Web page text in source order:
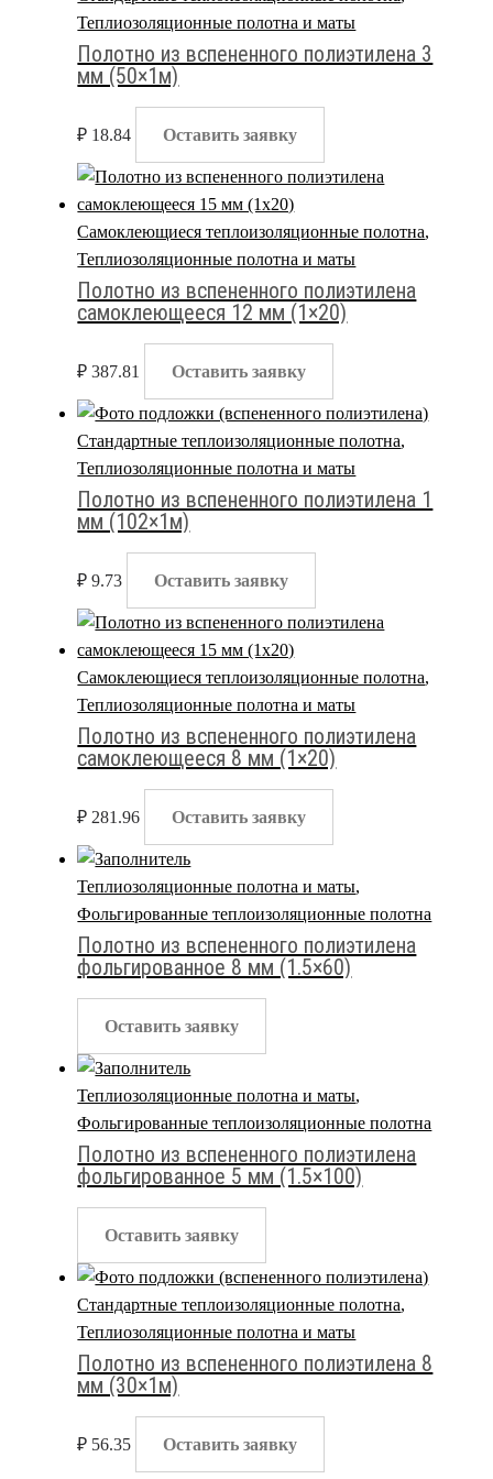
Теплиозоляционные полотна и маты
Полотно из вспененного полиэтилена 3
мм (50×1м)
₽ 18.84 Оставить заявку
Самоклеющиеся теплоизоляционные полотна,
Теплиозоляционные полотна и маты
Полотно из вспененного полиэтилена
самоклеющееся 12 мм (1×20)
₽ 387.81 Оставить заявку
Стандартные теплоизоляционные полотна,
Теплиозоляционные полотна и маты
Полотно из вспененного полиэтилена 1
мм (102×1м)
₽ 9.73 Оставить заявку
Самоклеющиеся теплоизоляционные полотна,
Теплиозоляционные полотна и маты
Полотно из вспененного полиэтилена
самоклеющееся 8 мм (1×20)
₽ 281.96 Оставить заявку
Теплиозоляционные полотна и маты,
Фольгированные теплоизоляционные полотна
Полотно из вспененного полиэтилена
фольгированное 8 мм (1.5×60)
Оставить заявку
Теплиозоляционные полотна и маты,
Фольгированные теплоизоляционные полотна
Полотно из вспененного полиэтилена
фольгированное 5 мм (1.5×100)
Оставить заявку
Стандартные теплоизоляционные полотна,
Теплиозоляционные полотна и маты
Полотно из вспененного полиэтилена 8
мм (30×1м)
₽ 56.35 Оставить заявку